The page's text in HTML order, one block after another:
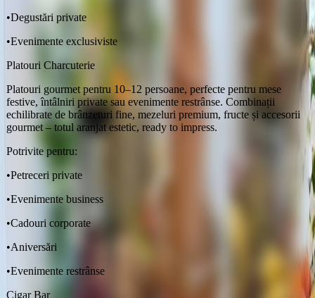
•Degustări private
•Evenimente exclusiviste
Platouri Charcuterie
Platouri gourmet pentru 10–12 persoane, perfecte pentru mese
festive, întâlniri private sau evenimente restrânse. Combinații
echilibrate de brânzeturi fine, mezeluri premium, fructe și accesorii
gourmet – totul aranjat estetic, ready to impress.
Potrivite pentru:
•Petreceri private
•Evenimente business
•Cadouri corporate
•Aniversări
•Evenimente restrânse
Cigar Bar